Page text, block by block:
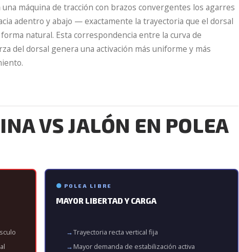
máquina de tracción con brazos convergentes los agarres
adentro y abajo — exactamente la trayectoria que el dorsal
natural. Esta correspondencia entre la curva de
del dorsal genera una activación más uniforme y más
VS JALÓN EN POLEA
POLEA LIBRE
MAYOR LIBERTAD Y CARGA
Trayectoria recta vertical fija
Mayor demanda de estabilización activa